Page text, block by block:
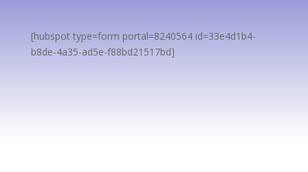
[hubspot type=form portal=8240564 id=33e4d1b4-
b8de-4a35-ad5e-f88bd21517bd]